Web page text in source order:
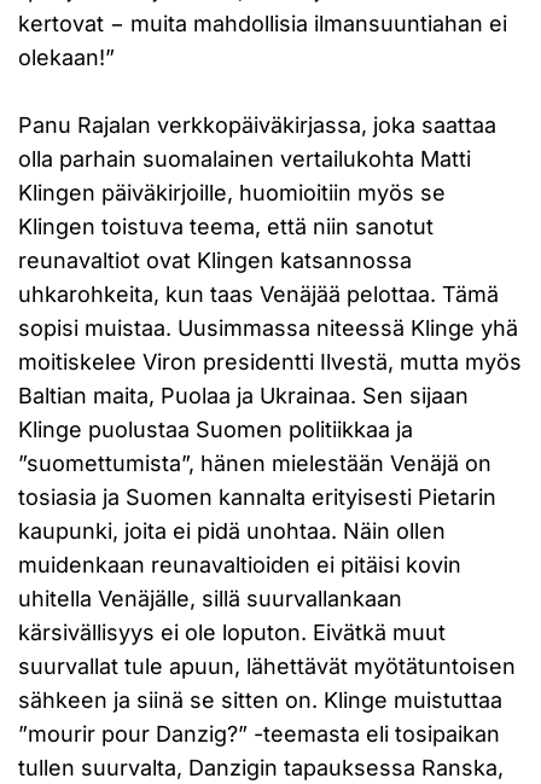
kertovat − muita mahdollisia ilmansuuntiahan ei
olekaan!”
Panu Rajalan verkkopäiväkirjassa, joka saattaa
olla parhain suomalainen vertailukohta Matti
Klingen päiväkirjoille, huomioitiin myös se
Klingen toistuva teema, että niin sanotut
reunavaltiot ovat Klingen katsannossa
uhkarohkeita, kun taas Venäjää pelottaa. Tämä
sopisi muistaa. Uusimmassa niteessä Klinge yhä
moitiskelee Viron presidentti Ilvestä, mutta myös
Baltian maita, Puolaa ja Ukrainaa. Sen sijaan
Klinge puolustaa Suomen politiikkaa ja
”suomettumista”, hänen mielestään Venäjä on
tosiasia ja Suomen kannalta erityisesti Pietarin
kaupunki, joita ei pidä unohtaa. Näin ollen
muidenkaan reunavaltioiden ei pitäisi kovin
uhitella Venäjälle, sillä suurvallankaan
kärsivällisyys ei ole loputon. Eivätkä muut
suurvallat tule apuun, lähettävät myötätuntoisen
sähkeen ja siinä se sitten on. Klinge muistuttaa
”mourir pour Danzig?” -teemasta eli tosipaikan
tullen suurvalta, Danzigin tapauksessa Ranska,